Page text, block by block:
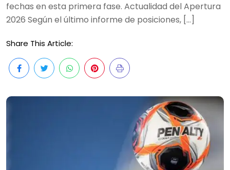
fechas en esta primera fase. Actualidad del Apertura
2026 Según el último informe de posiciones, […]
Share This Article: